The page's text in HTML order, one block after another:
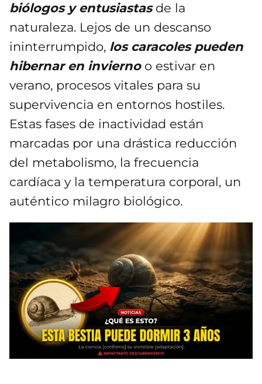
biólogos y entusiastasde la
naturaleza. Lejos de un descanso
ininterrumpido, los caracoles pueden
hibernar en invierno o estivar en
verano, procesos vitales para su
supervivencia en entornos hostiles.
Estas fases de inactividad están
marcadas por una drástica reducción
del metabolismo, la frecuencia
cardíaca y la temperatura corporal, un
auténtico milagro biológico.